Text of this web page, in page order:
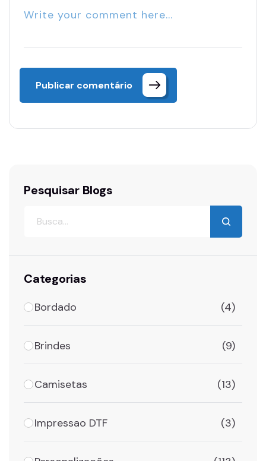
Publicar comentário
Pesquisar Blogs
Categorias
Bordado (4)
Brindes (9)
Camisetas (13)
Impressao DTF (3)